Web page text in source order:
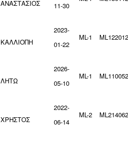
ΑΝΑΣΤΑΣΙΟΣ
11-30
ΚΑΛΛΙΟΠΗ
2023-
01-22
ML-1
ΛΗΤΩ
2026-
05-10
ML-1
ΧΡΗΣΤΟΣ
2022-
06-14
ML-2